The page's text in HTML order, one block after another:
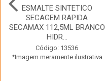
ESMALTE SINTETICO
SECAGEM RAPIDA
SECAMAX 112,5ML BRANCO
HIDR...
Código: 13536
*Imagem meramente ilustrativa